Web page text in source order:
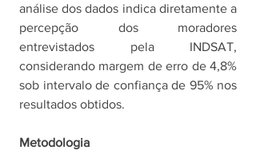
análise dos dados indica diretamente a
percepção dos moradores
entrevistados pela INDSAT,
considerando margem de erro de 4,8%
sob intervalo de confiança de 95% nos
resultados obtidos.
Metodologia